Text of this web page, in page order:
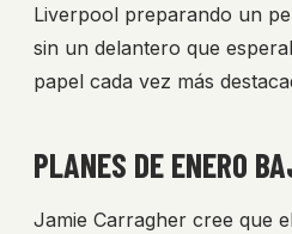
Liverpool preparando un
sin un delantero que
papel cada vez más
PLANES DE ENERO
Jamie Carragher cree que